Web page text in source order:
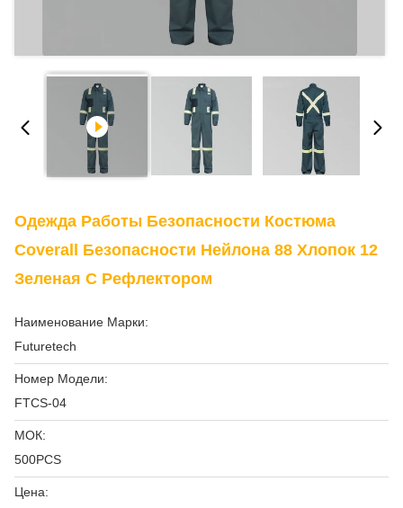
Одежда Работы Безопасности Костюма
Coverall Безопасности Нейлона 88 Хлопок 12
Зеленая С Рефлектором
Наименование Марки:
Futuretech
Номер Модели:
FTCS-04
МОК:
500PCS
Цена: